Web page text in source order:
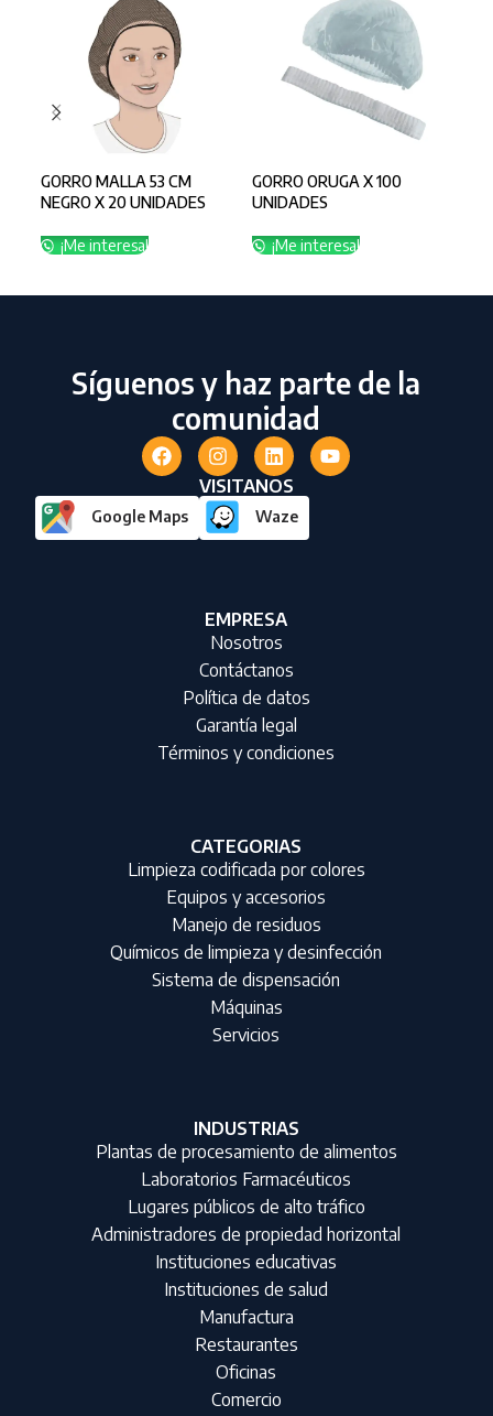
GORRO MALLA 53 CM
NEGRO X 20 UNIDADES
¡Me interesa!
GORRO ORUGA X 100
UNIDADES
¡Me interesa!
Síguenos y haz parte de la
comunidad
VISITANOS
Google Maps Waze
EMPRESA
Nosotros
Contáctanos
Política de datos
Garantía legal
Términos y condiciones
CATEGORIAS
Limpieza codificada por colores
Equipos y accesorios
Manejo de residuos
Químicos de limpieza y desinfección
Sistema de dispensación
Máquinas
Servicios
INDUSTRIAS
Plantas de procesamiento de alimentos
Laboratorios Farmacéuticos
Lugares públicos de alto tráfico
Administradores de propiedad horizontal
Instituciones educativas
Instituciones de salud
Manufactura
Restaurantes
Oficinas
Comercio